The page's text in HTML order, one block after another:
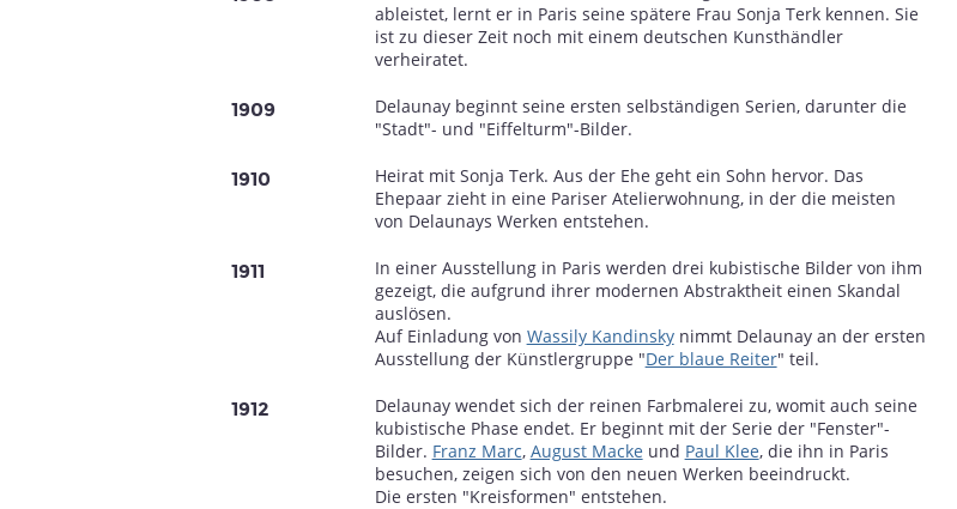
ableistet, lernt er in Paris seine spätere Frau Sonja Terk kennen. Sie
ist zu dieser Zeit noch mit einem deutschen Kunsthändler
verheiratet.
1909
Delaunay beginnt seine ersten selbständigen Serien, darunter die
"Stadt"- und "Eiffelturm"-Bilder.
1910
Heirat mit Sonja Terk. Aus der Ehe geht ein Sohn hervor. Das
Ehepaar zieht in eine Pariser Atelierwohnung, in der die meisten
von Delaunays Werken entstehen.
1911
In einer Ausstellung in Paris werden drei kubistische Bilder von ihm
gezeigt, die aufgrund ihrer modernen Abstraktheit einen Skandal
auslösen.
Auf Einladung von Wassily Kandinskynimmt Delaunay an der ersten
Ausstellung der Künstlergruppe "Der blaue Reiter" teil.
1912
Delaunay wendet sich der reinen Farbmalerei zu, womit auch seine
kubistische Phase endet. Er beginnt mit der Serie der "Fenster"-
Bilder. Franz Marc, August Macke und Paul Klee, die ihn in Paris
besuchen, zeigen sich von den neuen Werken beeindruckt.
Die ersten "Kreisformen" entstehen.